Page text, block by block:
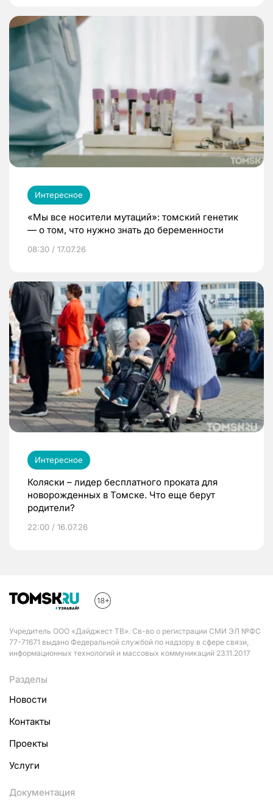
Интересное
«Мы все носители мутаций»: томский генетик
— о том, что нужно знать до беременности
08:30 / 17.07.26
Интересное
Коляски – лидер бесплатного проката для
новорожденных в Томске. Что еще берут
родители?
22:00 / 16.07.26
Учредитель ООО «Дайджест ТВ». Св-во о регистрации СМИ ЭЛ №ФС
77-71671 выдано Федеральной службой по надзору в сфере связи,
информационных технологий и массовых коммуникаций 23.11.2017
Разделы
Новости
Контакты
Проекты
Услуги
Документация